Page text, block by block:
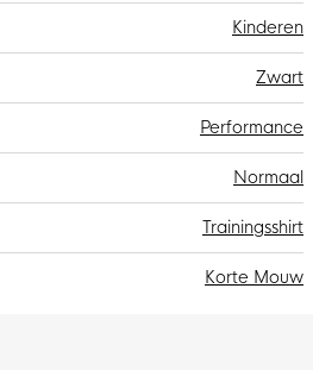
Kinderen
Zwart
Performance
Normaal
Trainingsshirt
Korte Mouw